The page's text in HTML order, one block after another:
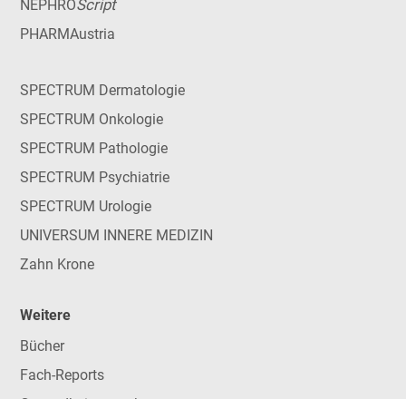
NEPHROScript
PHARMAustria
SPECTRUM Dermatologie
SPECTRUM Onkologie
SPECTRUM Pathologie
SPECTRUM Psychiatrie
SPECTRUM Urologie
UNIVERSUM INNERE MEDIZIN
Zahn Krone
Weitere
Bücher
Fach-Reports